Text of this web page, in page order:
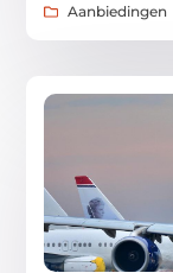
Aanbiedingen